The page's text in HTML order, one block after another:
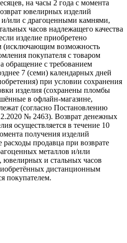
на часы 2 года с момента
ювелирных изделий
и/или с драгоценными камнями,
часов надлежащего качества
изделие приобретено
(исключающим возможность
покупателя с товаром
обращение с требованием
7 (семи) календарных дней
при условии сохранения
изделия (сохранены пломбы
в офлайн-магазине,
(согласно Постановлению
№ 2463). Возврат денежных
осуществляется в течение 10
получения изделий
продавца при возврате
металлов и/или
и стальных часов
дистанционным
покупателем.